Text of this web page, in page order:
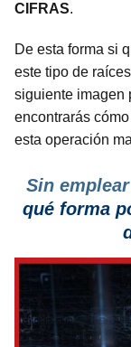
CIFRAS.
De esta forma si
este tipo de
siguiente imagen
encontrarás
esta operación
Sin
qué forma